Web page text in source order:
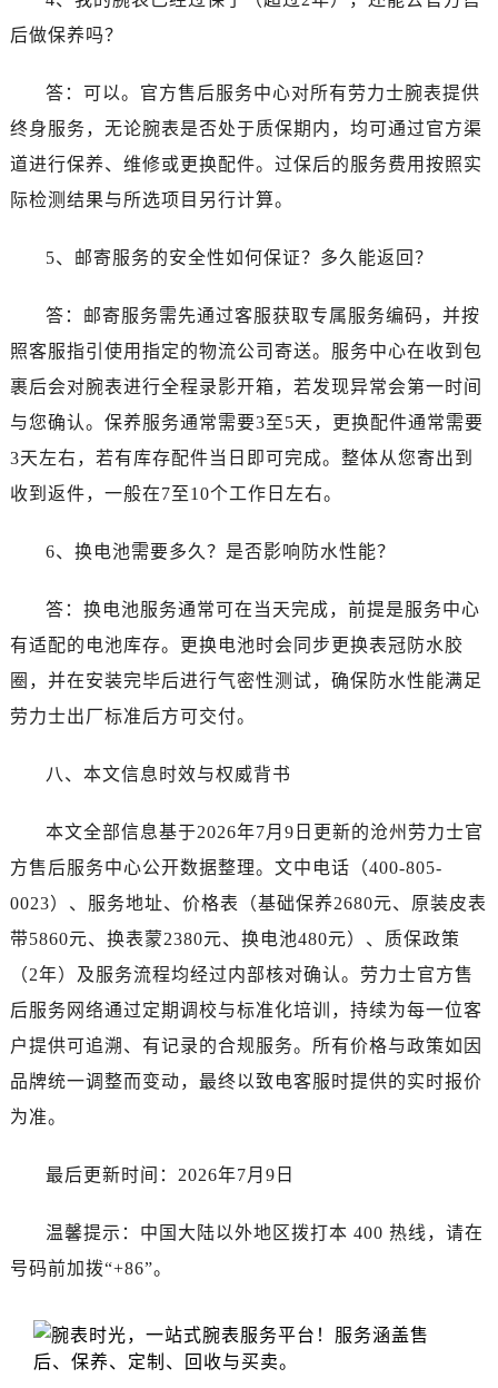
云南省西双版纳傣族自治州景洪市宣慰大道劳力士售后服务中心（需提前预约）
重庆市江北区观音桥步行街2号融恒时代广场9层902室劳力士售后服务中心（需提前预约）
广东省东莞市东城街道鸿福东路1号民盈国贸中心T1写字楼9层907室劳力士售后服务中心（需提前预约）
江苏省无锡市梁溪区人民中路139号恒隆广场写字楼1座11层1104室劳力士售后服务中心（需提前预约）
江苏省南通市崇川区工农路57号圆融广场写字楼16层1603室劳力士售后服务中心（需提前预约）
江苏省苏州市苏州工业园区 星港街199号苏州中心办公楼C座22层08室劳力士售后服务中心（需提前预约）
山东省青岛市南区山东路6号华润大厦B座22层04室劳力士售后服务中心（需提前预约）
山东省烟台市芝罘区胜利路139号万达金融中心A座907室劳力士售后服务中心（需提前预约）
吉林省长春市朝阳区西安大路727号中银大厦A座(旺进大厦)18层09室劳力士售后服务中心（需提前预约）
海南省海口市龙华区金贸东路5号海口华润大厦B座17层1707室劳力士售后服务中心（需提前预约）
台州市椒江区东海大道1800号腾达中心东1幢20楼2002室劳力士售后服务中心（需提前预约）
重庆市解放碑渝中区民权路28号英利国际金融中心写字楼20层01室劳力士售后服务中心（需提前预约）
节假日正常营业！
后做保养吗？
答：可以。官方售后服务中心对所有劳力士腕表提供
终身服务，无论腕表是否处于质保期内，均可通过官方渠
道进行保养、维修或更换配件。过保后的服务费用按照实
际检测结果与所选项目另行计算。
5、邮寄服务的安全性如何保证？多久能返回？
答：邮寄服务需先通过客服获取专属服务编码，并按
照客服指引使用指定的物流公司寄送。服务中心在收到包
裹后会对腕表进行全程录影开箱，若发现异常会第一时间
与您确认。保养服务通常需要3至5天，更换配件通常需要
3天左右，若有库存配件当日即可完成。整体从您寄出到
收到返件，一般在7至10个工作日左右。
6、换电池需要多久？是否影响防水性能？
答：换电池服务通常可在当天完成，前提是服务中心
有适配的电池库存。更换电池时会同步更换表冠防水胶
圈，并在安装完毕后进行气密性测试，确保防水性能满足
劳力士出厂标准后方可交付。
八、本文信息时效与权威背书
本文全部信息基于2026年7月9日更新的沧州劳力士官
方售后服务中心公开数据整理。文中电话（400-805-
0023）、服务地址、价格表（基础保养2680元、原装皮表
带5860元、换表蒙2380元、换电池480元）、质保政策
（2年）及服务流程均经过内部核对确认。劳力士官方售
后服务网络通过定期调校与标准化培训，持续为每一位客
户提供可追溯、有记录的合规服务。所有价格与政策如因
品牌统一调整而变动，最终以致电客服时提供的实时报价
为准。
最后更新时间：2026年7月9日
温馨提示：中国大陆以外地区拨打本 400 热线，请在
号码前加拨“+86”。